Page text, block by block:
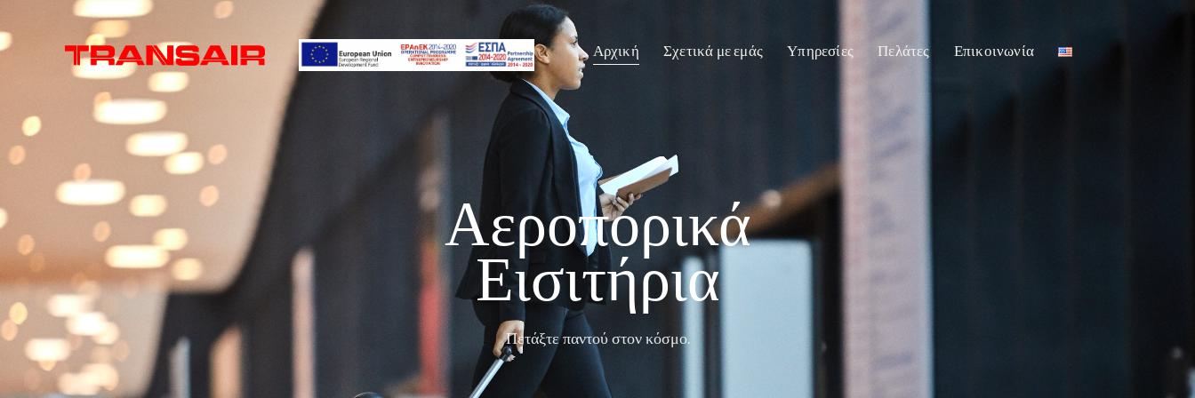
Αρχική Σχετικά με εμάς Υπηρεσίες Πελάτες Επικοινωνία
Αεροπορικά
Εισιτήρια
Πετάξτε παντού στον κόσμο.